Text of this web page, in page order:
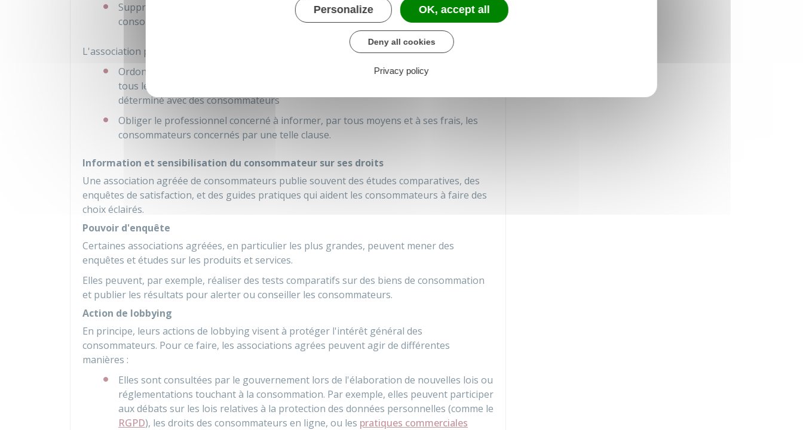
Supprimer une clause illégale dans le contrat type qu'il propose aux
consommateurs ou dans tout contrat en cours d'exécution.
L'association peut également demander au juge de prendre les mesures suivantes :
Ordonner la suppression d'une clause abusive ou de ne pas en tenir compte dans
tous les contrats identiques en cours d'exécution conclus par un professionnel
déterminé avec des consommateurs
Obliger le professionnel concerné à informer, par tous moyens et à ses frais, les
consommateurs concernés par une telle clause.
Information et sensibilisation du consommateur sur ses droits
Une association agréée de consommateurs publie souvent des études comparatives, des
enquêtes de satisfaction, et des guides pratiques qui aident les consommateurs à faire des
choix éclairés.
Pouvoir d'enquête
Certaines associations agréées, en particulier les plus grandes, peuvent mener des
enquêtes et études sur les produits et services.
Elles peuvent, par exemple, réaliser des tests comparatifs sur des biens de consommation
et publier les résultats pour alerter ou conseiller les consommateurs.
Action de lobbying
En principe, leurs actions de lobbying visent à protéger l'intérêt général des
consommateurs. Pour ce faire, les associations agrées peuvent agir de différentes
manières :
Elles sont consultées par le gouvernement lors de l'élaboration de nouvelles lois ou
réglementations touchant à la consommation. Par exemple, elles peuvent participer
aux débats sur les lois relatives à la protection des données personnelles (comme le
RGPD), les droits des consommateurs en ligne, ou les pratiques commerciales
Personalize OK, accept all
Deny all cookies
Privacy policy